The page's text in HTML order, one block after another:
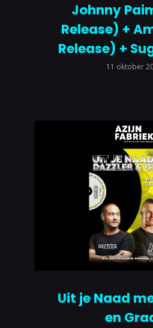
Johnny
Release) +
Release) +
11 oktober
Uit je Naad
en